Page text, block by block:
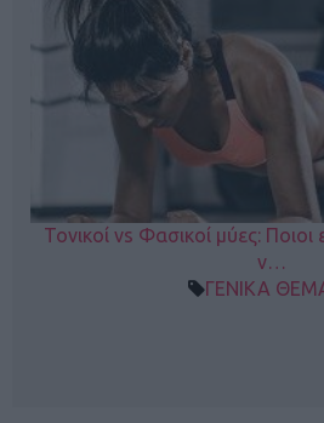
Τονικοί vs Φασικοί μύες: Ποιοι
ν…
ΓΕΝΙΚΑ